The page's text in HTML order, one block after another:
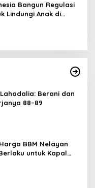
Bangun Regulasi
Lindungi Anak di
Berani dan
88–89
BBM Nelayan
untuk Kapal